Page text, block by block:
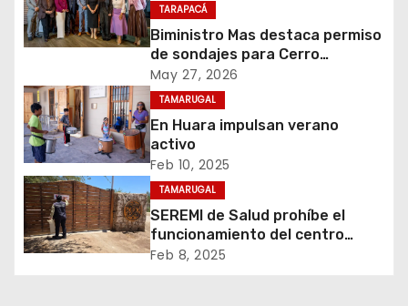
a
c
i
ó
n
d
e
TARAPACÁ
Biministro Mas destaca permiso
de sondajes para Cerro
Colorado
May 27, 2026
TAMARUGAL
En Huara impulsan verano
activo
Feb 10, 2025
TAMARUGAL
SEREMI de Salud prohíbe el
funcionamiento del centro
recreativo Tantakuy
Feb 8, 2025